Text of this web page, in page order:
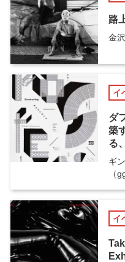
路
金
イ
ダ
築
る
ギ
（
イ